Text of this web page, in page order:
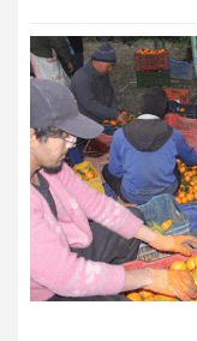
राजनीति